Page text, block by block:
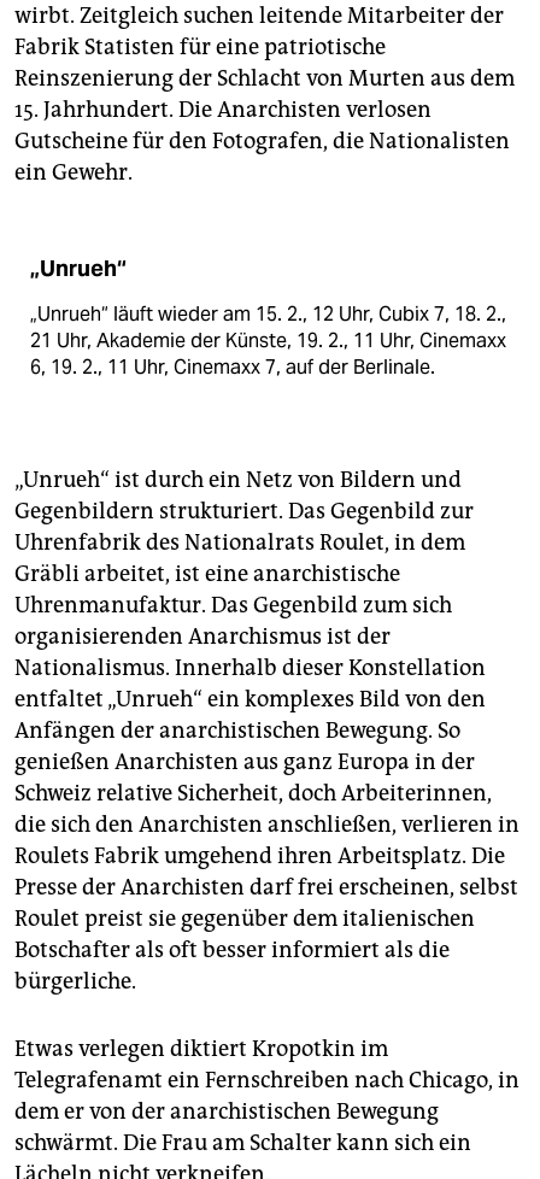
wirbt. Zeitgleich suchen leitende Mitarbeiter der
Fabrik Statisten für eine patriotische
Reinszenierung der Schlacht von Murten aus dem
15. Jahrhundert. Die Anar­chisten verlosen
Gutscheine für den Fotogra­fen, die Nationalisten
ein Gewehr.
„Unrueh“
„Unrueh“ läuft wieder am 15. 2., 12 Uhr, Cubix 7, 18. 2.,
21 Uhr, Akademie der Künste, 19. 2., 11 Uhr, Cinemaxx
6, 19. 2., 11 Uhr, Cinemaxx 7, auf der Berlinale.
„Unrueh“ ist durch ein Netz von Bildern und
Gegenbildern strukturiert. Das Gegenbild zur
Uhrenfabrik des Nationalrats Roulet, in dem
Gräbli arbeitet, ist eine anarchistische
Uhrenmanufaktur. Das Gegenbild zum sich
organisierenden Anarchismus ist der
Nationalismus. Innerhalb dieser Konstellation
entfaltet „Unrueh“ ein komplexes Bild von den
Anfängen der anarchistischen Bewegung. So
genießen Anarchisten aus ganz Europa in der
Schweiz relative Sicherheit, doch Arbeiterinnen,
die sich den Anarchisten anschließen, verlieren in
Roulets Fabrik umgehend ihren Arbeitsplatz. Die
Presse der Anarchisten darf frei erscheinen, selbst
Roulet preist sie gegenüber dem italie­nischen
Botschafter als oft besser informiert als die
bürgerliche.
Etwas verlegen diktiert ­Kropotkin im
Telegrafenamt ein Fernschreiben nach Chicago, in
dem er von der anarchistischen Bewegung
schwärmt. Die Frau am Schalter kann sich ein